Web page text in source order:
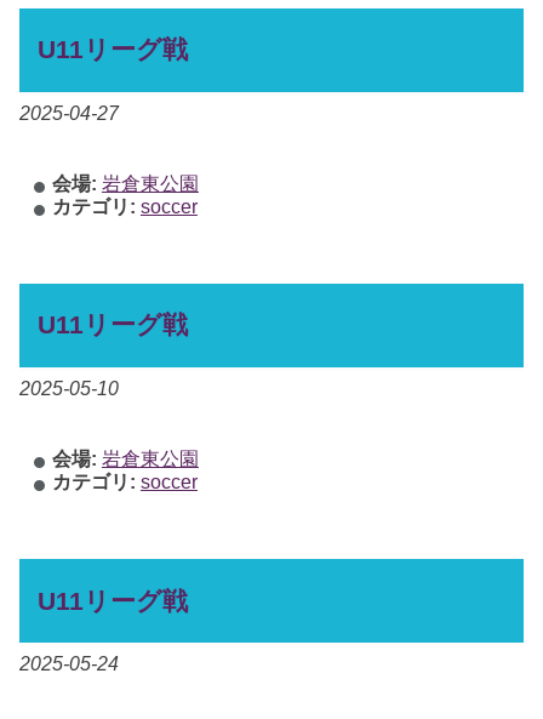
U11リーグ戦
2025-04-27
会場: 岩倉東公園
カテゴリ: soccer
U11リーグ戦
2025-05-10
会場: 岩倉東公園
カテゴリ: soccer
U11リーグ戦
2025-05-24